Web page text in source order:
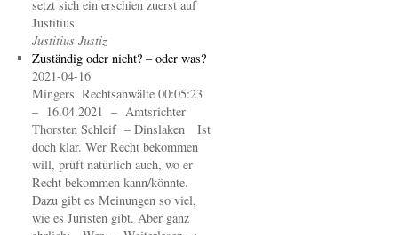
setzt sich ein erschien zuerst auf
Justitius.
Justitius Justiz
Zuständig oder nicht? – oder was?
2021-04-16
Mingers. Rechtsanwälte 00:05:23
– 16.04.2021 – Amtsrichter
Thorsten Schleif – Dinslaken Ist
doch klar. Wer Recht bekommen
will, prüft natürlich auch, wo er
Recht bekommen kann/könnte.
Dazu gibt es Meinungen so viel,
wie es Juristen gibt. Aber ganz